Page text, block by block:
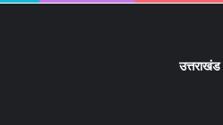
उत्तराखंड